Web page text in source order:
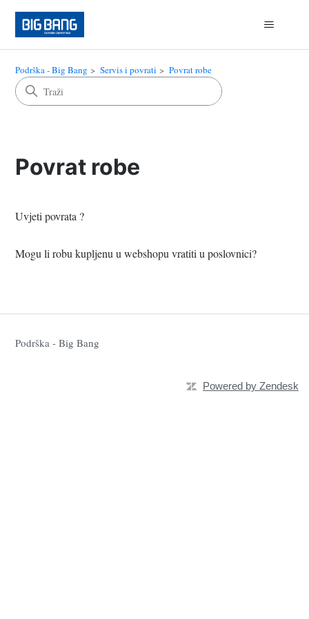
Podrška - Big Bang Servis i povrati Povrat robe
Povrat robe
Uvjeti povrata ?
Mogu li robu kupljenu u webshopu vratiti u poslovnici?
Podrška - Big Bang
Powered by Zendesk